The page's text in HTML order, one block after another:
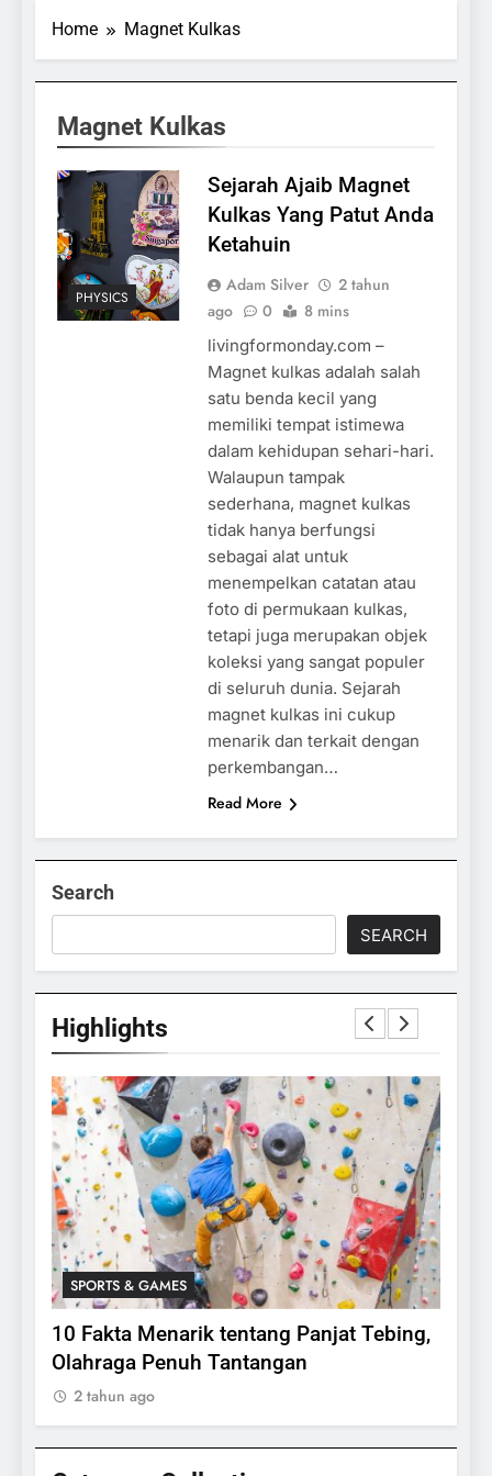
Home Magnet Kulkas
Magnet Kulkas
PHYSICS
Sejarah Ajaib Magnet
Kulkas Yang Patut Anda
Ketahuin
Adam Silver
2 tahun
ago
0 8 mins
livingformonday.com –
Magnet kulkas adalah salah
satu benda kecil yang
memiliki tempat istimewa
dalam kehidupan sehari-hari.
Walaupun tampak
sederhana, magnet kulkas
tidak hanya berfungsi
sebagai alat untuk
menempelkan catatan atau
foto di permukaan kulkas,
tetapi juga merupakan objek
koleksi yang sangat populer
di seluruh dunia. Sejarah
magnet kulkas ini cukup
menarik dan terkait dengan
perkembangan…
Read More
Search
SEARCH
Highlights
SPORTS & GAMES
10 Fakta Menarik tentang Panjat Tebing,
Olahraga Penuh Tantangan
2 tahun ago